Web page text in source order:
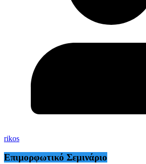
rikos
Επιμορφωτικό Σεμινάριο